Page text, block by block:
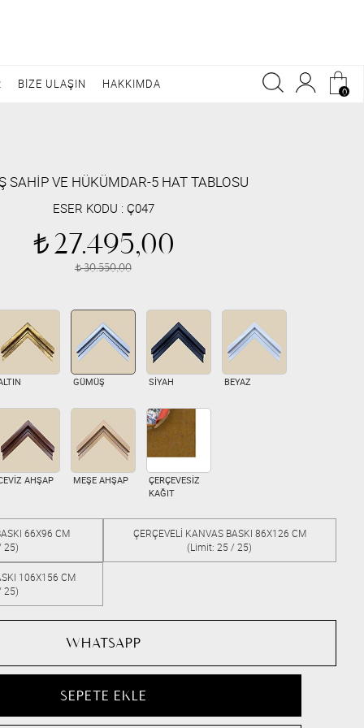
BİZE ULAŞIN HAKKIMDA
0
SAHİP VE HÜKÜMDAR-5 HAT TABLOSU
ESER KODU : Ç047
t27.495,00
t30.550,00
GÜMÜŞ SİYAH BEYAZ
AHŞAP MEŞE AHŞAP
ÇERÇEVESİZ
KAĞIT
66X96 CM
25)
ÇERÇEVELİ KANVAS BASKI 86X126 CM
(Limit: 25 / 25)
106X156 CM
25)
WHATSAPP